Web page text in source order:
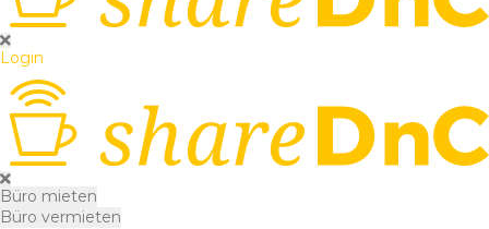
Login
Büro mieten
Büro vermieten